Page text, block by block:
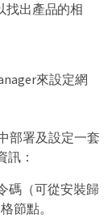
找出產品的相
來設定網
部署及設定一套
：
碼（可從安裝歸
節點。